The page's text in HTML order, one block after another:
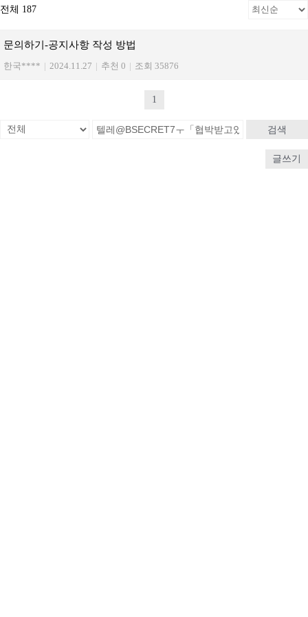
전체 187
문의하기-공지사항 작성 방법
한국**** | 2024.11.27 | 추천 0 | 조회 35876
1
검색
글쓰기